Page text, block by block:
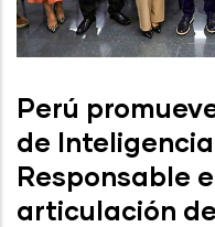
Perú
de
Responsable
articulación